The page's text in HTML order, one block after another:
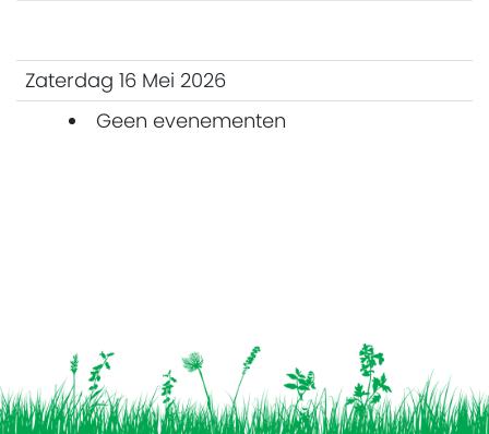
Zaterdag 16 Mei 2026
Geen evenementen